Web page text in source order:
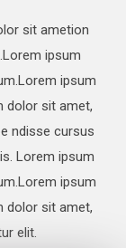
sit ametion
ipsum
ipsum
dolor sit amet,
ndisse cursus
Lorem ipsum
ipsum
dolor sit amet,
elit.